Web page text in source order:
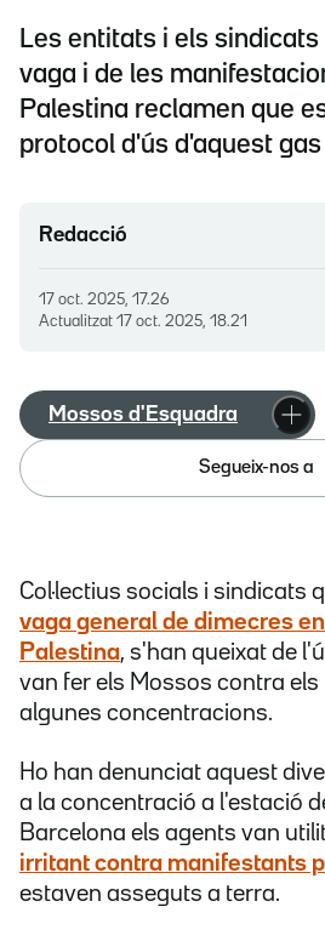
Les entitats i els
vaga i de les
Palestina reclamen que
protocol d'ús d'aquest gas
Redacció
17 oct. 2025, 17.26
Actualitzat 17 oct. 2025, 18.21
Mossos d'Esquadra
Segueix-nos a
Col·lectius socials i sindicats
vaga general de dimecres
Palestina, s'han queixat de
van fer els Mossos contra
algunes concentracions.
Ho han denunciat aquest
a la concentració a l'estació
Barcelona els agents van
irritant contra manifestants
estaven asseguts a terra.